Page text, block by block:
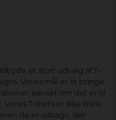
et stort udvalg af T-
Vores mål er at bringe
uanset om det er til
T-shirts er ikke bare
de er udsagn, der